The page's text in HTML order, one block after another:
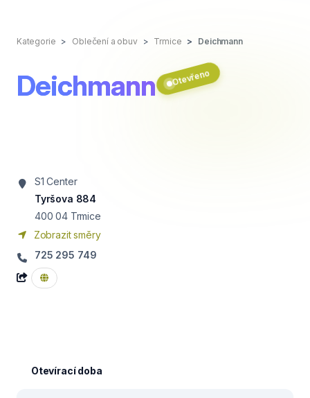
Kategorie Oblečení a obuv Trmice Deichmann
Deichmann Otevřeno
S1 Center
Tyršova 884
400 04 Trmice
Zobrazit směry
725 295 749
Otevírací doba